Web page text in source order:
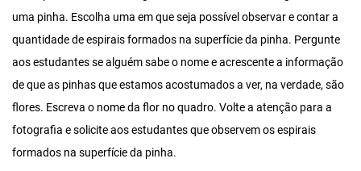
uma pinha. Escolha uma em que seja possível observar e contar a
quantidade de espirais formados na superfície da pinha. Pergunte
aos estudantes se alguém sabe o nome e acrescente a informação
de que as pinhas que estamos acostumados a ver, na verdade, são
flores. Escreva o nome da flor no quadro. Volte a atenção para a
fotografia e solicite aos estudantes que observem os espirais
formados na superfície da pinha.